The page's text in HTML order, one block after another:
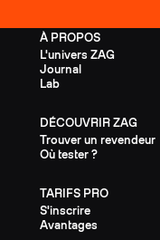
À PROPOS
L'univers ZAG
Journal
Lab
DÉCOUVRIR ZAG
Trouver un revendeur
Où tester ?
TARIFS PRO
S'inscrire
Avantages